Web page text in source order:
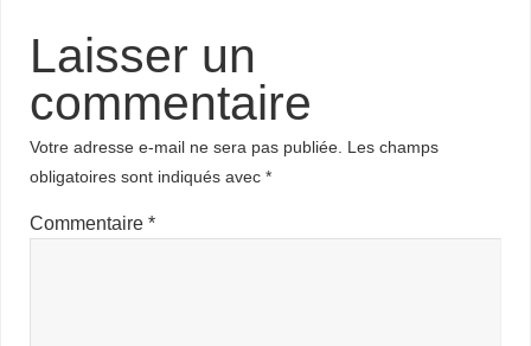
Laisser un
commentaire
Votre adresse e-mail ne sera pas publiée. Les champs
obligatoires sont indiqués avec*
Commentaire*